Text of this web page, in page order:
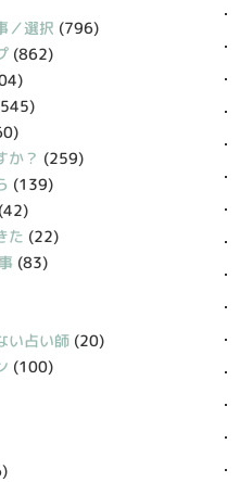
／選択 (796)
(862)
か？ (259)
(139)
(42)
た (22)
(83)
い占い師 (20)
(100)